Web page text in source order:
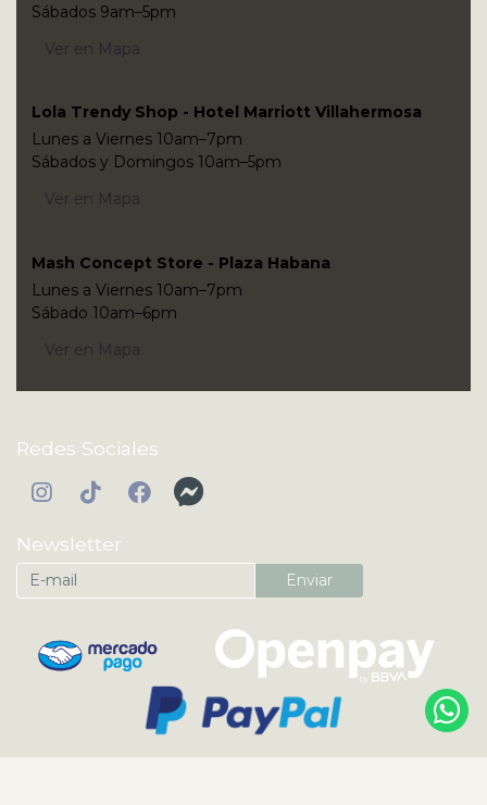
Sábados 9am–5pm
Ver en Mapa
Lola Trendy Shop - Hotel Marriott Villahermosa
Lunes a Viernes 10am–7pm
Sábados y Domingos 10am–5pm
Ver en Mapa
Mash Concept Store - Plaza Habana
Lunes a Viernes 10am–7pm
Sábado 10am–6pm
Ver en Mapa
Redes Sociales
Newsletter
Enviar